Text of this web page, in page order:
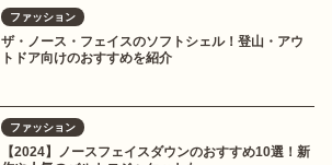
ファッション
ザ・ノース・フェイスのソフトシェル！登山・アウ
トドア向けのおすすめを紹介
ファッション
【2024】ノースフェイスダウンのおすすめ10選！新